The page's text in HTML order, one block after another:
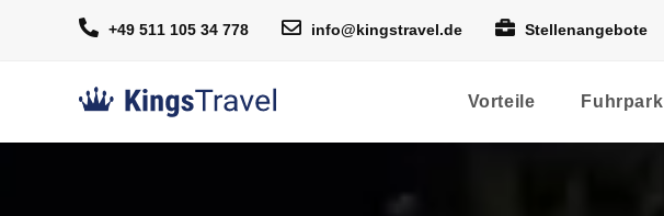
+49 511 105 34 778 info@kingstravel.de Stellenangebote
Vorteile Fuhrpark